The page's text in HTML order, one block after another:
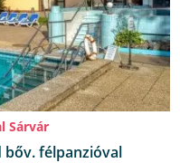
Sárvár
bőv. félpanzióval